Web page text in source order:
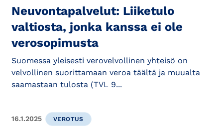
Neuvontapalvelut: Liiketulo
valtiosta, jonka kanssa ei ole
verosopimusta
Suomessa yleisesti verovelvollinen yhteisö on
velvollinen suorittamaan veroa täältä ja muualta
saamastaan tulosta (TVL 9...
16.1.2025 VEROTUS